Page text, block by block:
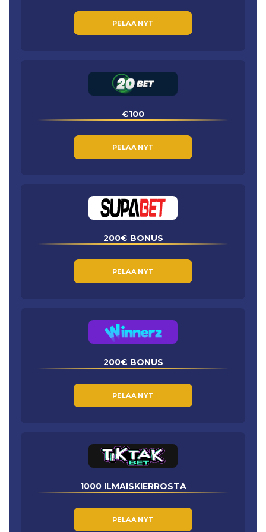
PELAA NYT
€100
PELAA NYT
200€ BONUS
PELAA NYT
200€ BONUS
PELAA NYT
1000 ILMAISKIERROSTA
PELAA NYT